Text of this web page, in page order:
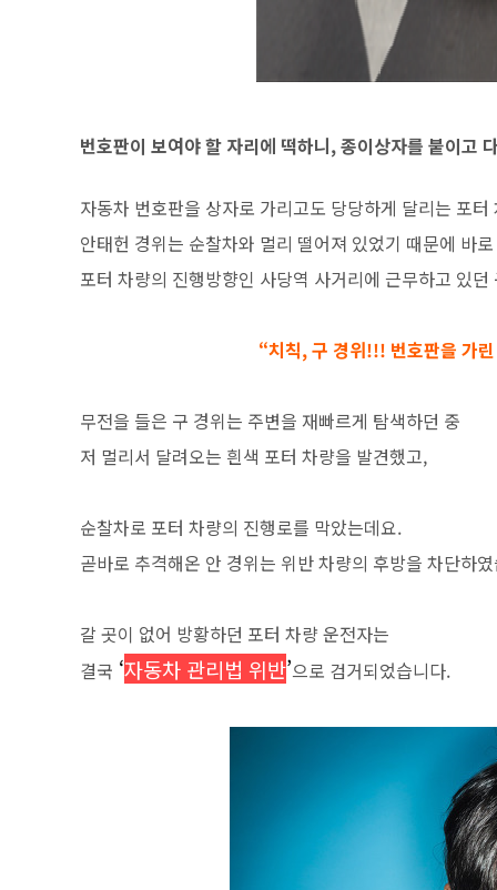
번호판이 보여야 할 자리에 떡하니, 종이상자를 붙이고
자동차 번호판을 상자로 가리고도 당당하게 달리는 포터
안태헌 경위는 순찰차와 멀리 떨어져 있었기 때문에 바
포터 차량의 진행방향인 사당역 사거리에 근무하고 있
“치칙, 구 경위!!! 번호판을 가
무전을 들은 구 경위는 주변을 재빠르게 탐색하던 중
저 멀리서 달려오는 흰색 포터 차량을 발견했고,
순찰차로 포터 차량의 진행로를 막았는데요.
곧바로 추격해온 안 경위는 위반 차량의 후방을 차단하
갈 곳이 없어 방황하던 포터 차량 운전자는
결국 ‘자동차 관리법 위반’으로 검거되었습니다.